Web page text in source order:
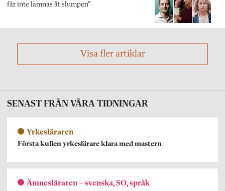
får inte lämnas åt slumpen”
Visa fler artiklar
SENAST FRÅN VÅRA TIDNINGAR
Yrkesläraren
Första kullen yrkeslärare klara med mastern
Ämnesläraren – svenska, SO, språk